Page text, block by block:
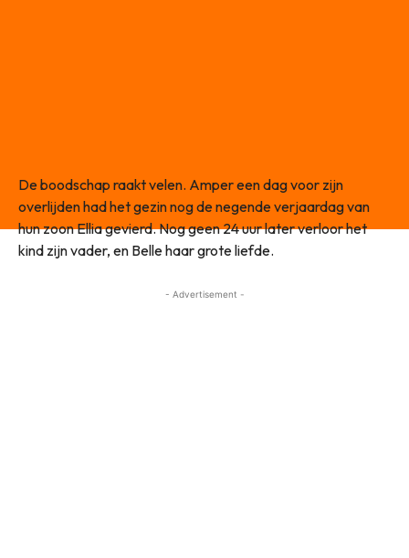
De boodschap raakt velen. Amper een dag voor zijn
overlijden had het gezin nog de negende verjaardag van
hun zoon Ellia gevierd. Nog geen 24 uur later verloor het
kind zijn vader, en Belle haar grote liefde.
- Advertisement -